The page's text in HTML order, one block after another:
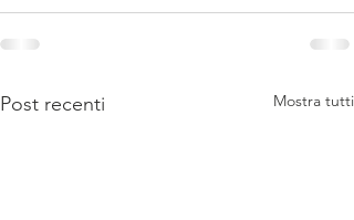
Post recenti Mostra tutti